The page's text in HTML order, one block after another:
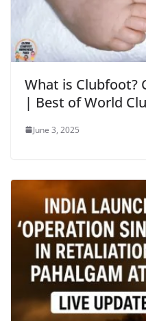
What is Clubfoot?
| Best of World
June 3, 2025